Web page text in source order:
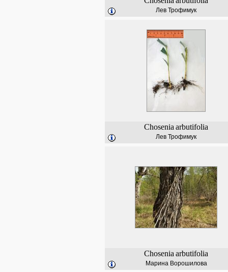
Лев Трофимук
Chosenia arbutifolia
Лев Трофимук
Chosenia arbutifolia
Марина Ворошилова